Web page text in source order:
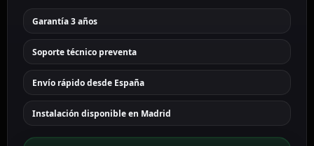
Garantía 3 años
Soporte técnico preventa
Envío rápido desde España
Instalación disponible en Madrid